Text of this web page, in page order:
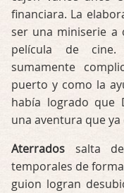
financiara. La
ser una miniserie a
película de
sumamente
puerto y como la
había logrado que
una aventura que
Aterrados salta
temporales de
guion logran